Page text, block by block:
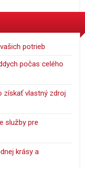
potrieb
počas celého
získať vlastný zdroj
služby pre
krásy a